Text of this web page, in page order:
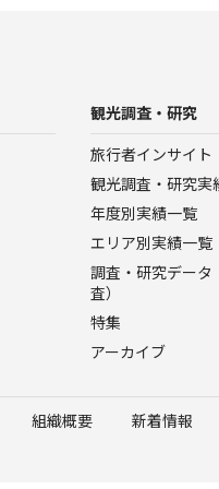
観光調査・研究
旅行者インサイト
観光調査・研究実
年度別実績一覧
エリア別実績一覧
調査・研究デー
査）
特集
アーカイブ
組織概要 新着情報